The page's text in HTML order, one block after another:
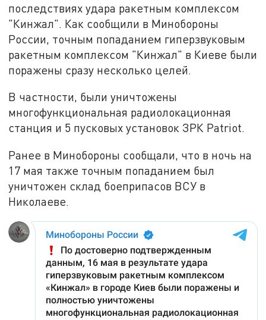
последствиях удара ракетным комплексом
"Кинжал". Как сообщили в Минобороны
России, точным попаданием гиперзвуковым
ракетным комплексом "Кинжал" в Киеве были
поражены сразу несколько целей.
В частности, были уничтожены
многофункциональная радиолокационная
станция и 5 пусковых установок ЗРК Patriot.
Ранее в Минобороны сообщали, что в ночь на
17 мая также точным попаданием был
уничтожен склад боеприпасов ВСУ в
Николаеве.